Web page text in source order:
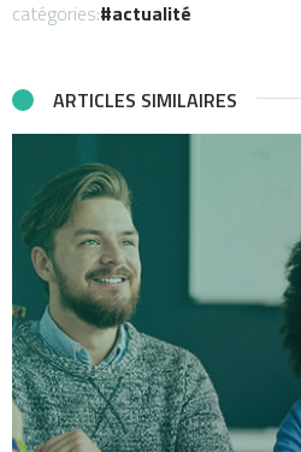
catégories: actualité
ARTICLES SIMILAIRES